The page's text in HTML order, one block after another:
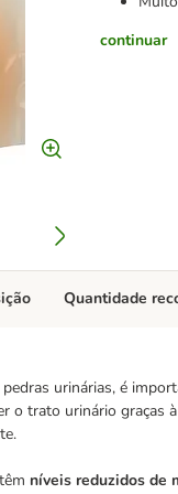
continuar
urinárias, é
o trato urinário graças
níveis reduzidos de
Quantidade